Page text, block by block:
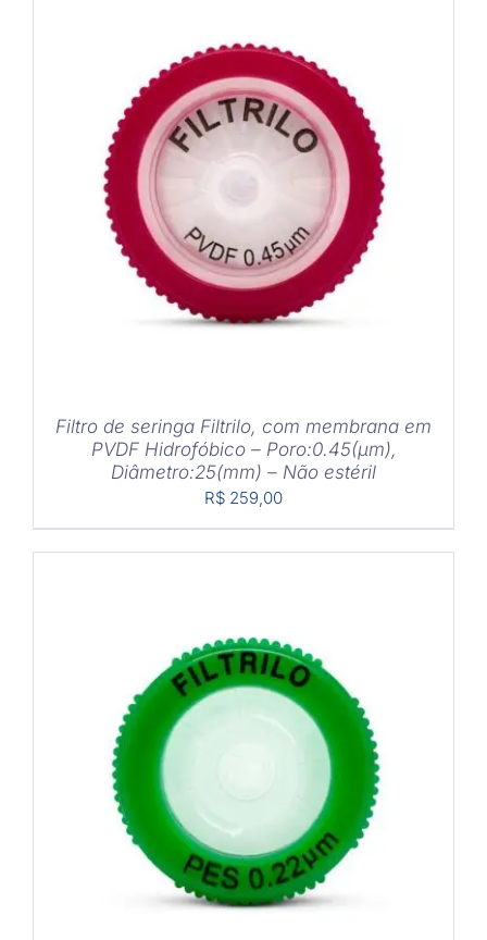
COMPRAR
Filtro de seringa Filtrilo, com membrana em
PVDF Hidrofóbico – Poro:0.45(μm),
Diâmetro:25(mm) – Não estéril
R$ 259,00
COMPRAR DETALHES